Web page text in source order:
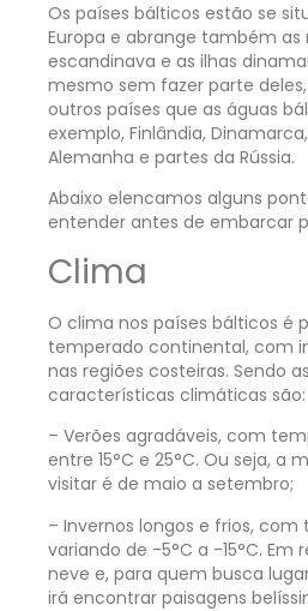
Os países bálticos estão se
Europa e abrange também as
escandinava e as ilhas
mesmo sem fazer parte
outros países que as águas
exemplo, Finlândia,
Alemanha e partes da Rússia.
Abaixo elencamos alguns
entender antes de embarcar
Clima
O clima nos países bálticos é
temperado continental, com
nas regiões costeiras. Sendo
características climáticas são:
– Verões agradáveis, com
entre 15°C e 25°C. Ou seja, a
visitar é de maio a setembro;
– Invernos longos e frios,
variando de -5°C a -15°C. Em
neve e, para quem busca
irá encontrar paisagens